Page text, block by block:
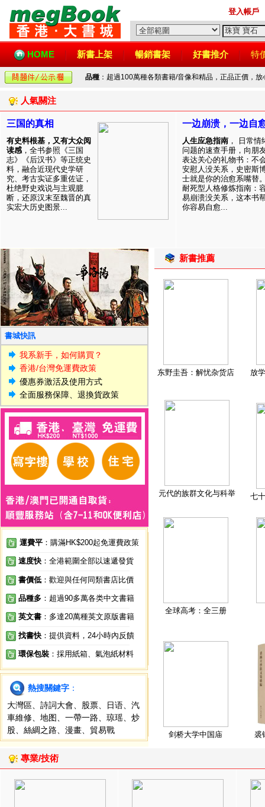
登入帳戶
HOME 新書上架 暢銷書架 好書推介 特
品種 ：超過100萬種各類書籍/音像和精品，正品正價，
人氣關注
三国的真相
有史料根基，又有大众阅
读感 ，全书参照《三国
志》《后汉书》等正统史
料，融合近现代史学研
究、考古实证多重佐证，
杜绝野史戏说与主观臆
断，还原汉末至魏晋的真
实宏大历史图景...
一边崩溃，一边自
人生应急指南 ， 日常情
问题的速查手册，向朋
表达关心的礼物书：不
安慰人没关系，史密斯
士就是你的治愈系嘴替
耐死型人格修炼指南：
易崩溃没关系，这本书
你容易自愈...
書城快訊
我系新手，如何購買？
香港/台灣免運費政策
優惠券激活及使用方式
全面服務保障、退換貨政策
運費平 ：購滿HK$200起免運費政策
速度快 ：全港範圍全部以速遞發貨
書價低 ：歡迎與任何同類書店比價
品種多 ：超過90多萬各类中文書籍
英文書 ：多達20萬種英文原版書籍
找書快 ：提供資料，24小時內反饋
環保包裝 ：採用紙箱、氣泡紙材料
熱搜關鍵字 ：
大灣區
詩詞大會 股票 日语
汽
車維修
地图 一帶一路 琼瑶
炒
股
絲綢之路 漫畫 貿易戰
新書推薦
东野圭吾：解忧杂货店 放
元代的族群文化与科举 七
全球高考：全三册
剑桥大学中国庙 裘
專業/技術